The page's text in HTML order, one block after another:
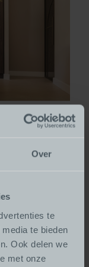
Over
te
te bieden
Ook delen we
met onze
graag met u
past? Welke
eens